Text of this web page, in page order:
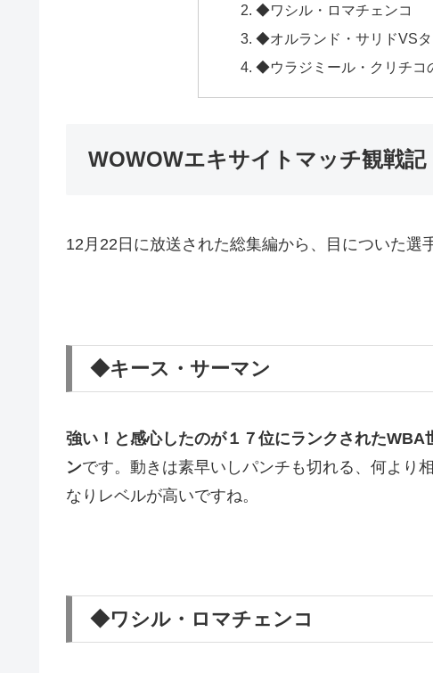
◆ワシル・ロマチェンコ
◆オルランド・サリドVS
◆ウラジミール・クリチコ
WOWOWエキサイトマッチ観戦記
12月22日に放送された総集編から、目についた選
◆キース・サーマン
強い！と感心したのが１７位にランクされた
ンです。動きは素早いしパンチも切れる、何より
なりレベルが高いですね。
◆ワシル・ロマチェンコ